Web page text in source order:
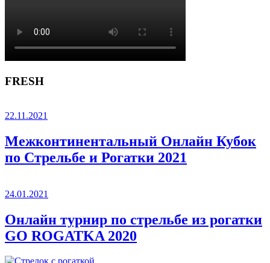
FRESH
22.11.2021
Межконтинентальный Онлайн Кубок
по Стрельбе и Рогатки 2021
24.01.2021
Онлайн турнир по стрельбе из рогатки
GO ROGATKA 2020